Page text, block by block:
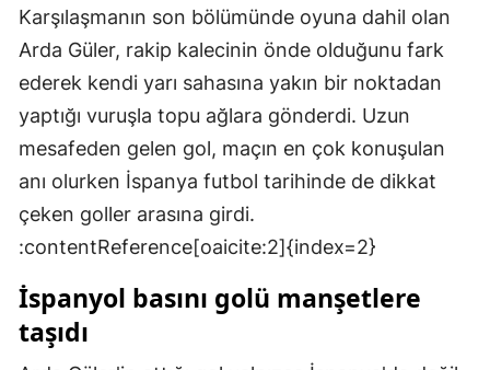
Kayseri
Kırklareli
Kırşehir
Kocaeli
Konya
Kütahya
Malatya
Karşılaşmanın son bölümünde oyuna dahil olan
Arda Güler, rakip kalecinin önde olduğunu fark
ederek kendi yarı sahasına yakın bir noktadan
yaptığı vuruşla topu ağlara gönderdi. Uzun
mesafeden gelen gol, maçın en çok konuşulan
anı olurken İspanya futbol tarihinde de dikkat
çeken goller arasına girdi.
:contentReference[oaicite:2]{index=2}
İspanyol basını golü manşetlere
taşıdı